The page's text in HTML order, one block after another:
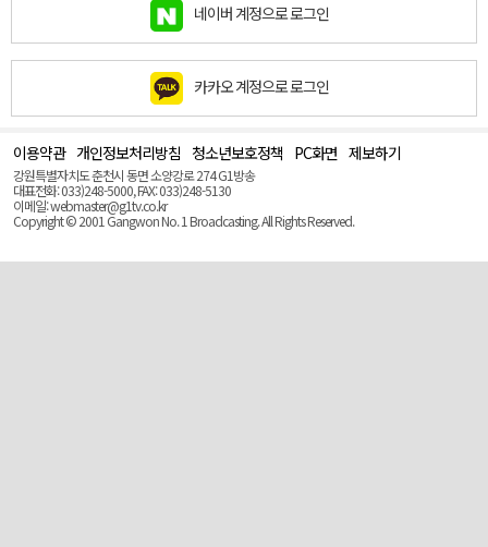
네이버 계정으로 로그인
카카오 계정으로 로그인
이용약관 개인정보처리방침 청소년보호정책 PC화면 제보하기
강원특별자치도 춘천시 동면 소양강로 274 G1방송
대표전화: 033)248-5000, FAX: 033)248-5130
이메일: webmaster@g1tv.co.kr
Copyright © 2001 Gangwon No. 1 Broadcasting. All Rights Reserved.